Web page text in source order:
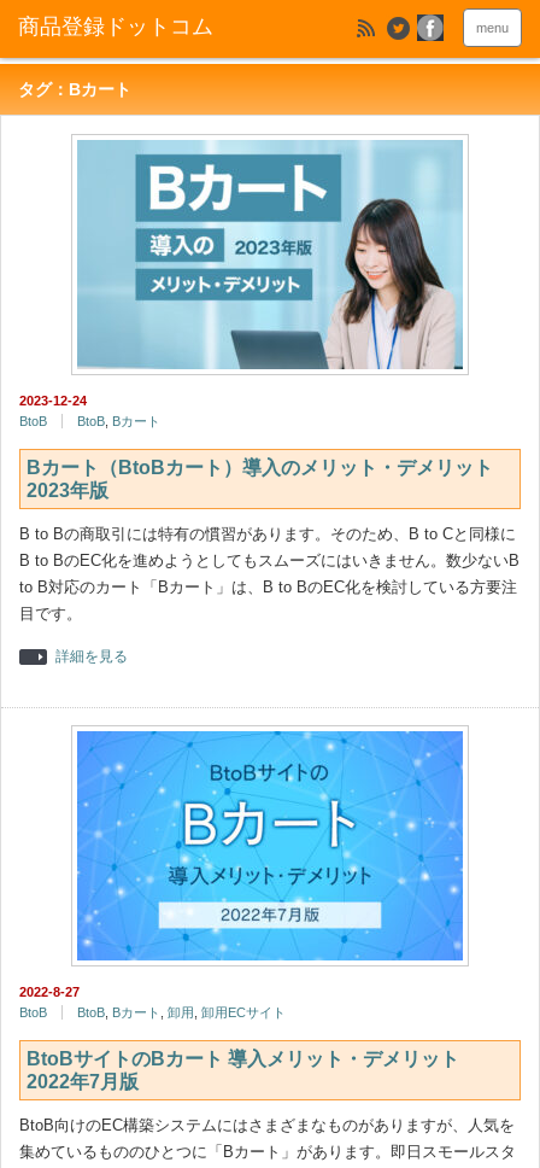
menu
タグ：Bカート
2023-12-24
BtoB
BtoB Bカート
Bカート（BtoBカート）導入のメリット・デメリット
2023年版
B to Bの商取引には特有の慣習があります。そのため、B to Cと同様に
B to BのEC化を進めようとしてもスムーズにはいきません。数少ないB
to B対応のカート「Bカート」は、B to BのEC化を検討している方要注
目です。
詳細を見る
2022-8-27
BtoB
BtoB Bカート 卸用 卸用ECサイト
BtoBサイトのBカート 導入メリット・デメリット
2022年7月版
BtoB向けのEC構築システムにはさまざまなものがありますが、人気を
集めているもののひとつに「Bカート」があります。即日スモールスタ